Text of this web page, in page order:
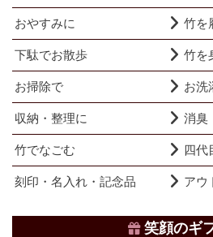
おやすみに 竹を
下駄でお散歩 竹を
お掃除で お洗
収納・整理に 消臭
竹でなごむ 四代
刻印・名入れ・記念品 アウ
笑顔のギ